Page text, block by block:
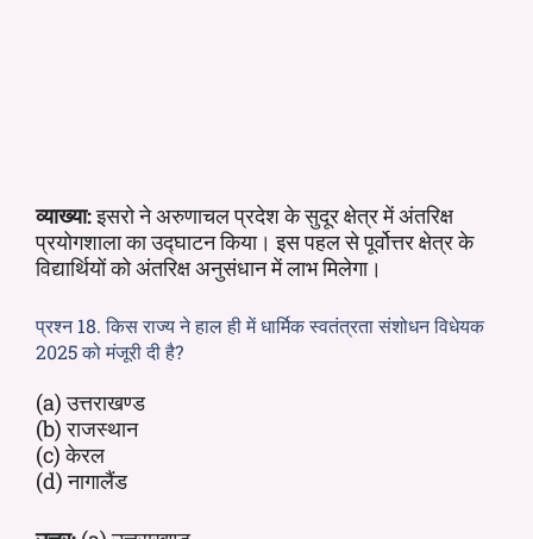
व्याख्या:इसरो ने अरुणाचल प्रदेश के सुदूर क्षेत्र में अंतरिक्ष
प्रयोगशाला का उद्घाटन किया। इस पहल से पूर्वोत्तर क्षेत्र के
विद्यार्थियों को अंतरिक्ष अनुसंधान में लाभ मिलेगा।
प्रश्न 18. किस राज्य ने हाल ही में धार्मिक स्वतंत्रता संशोधन विधेयक
2025 को मंजूरी दी है?
(a) उत्तराखण्ड
(b) राजस्थान
(c) केरल
(d) नागालैंड